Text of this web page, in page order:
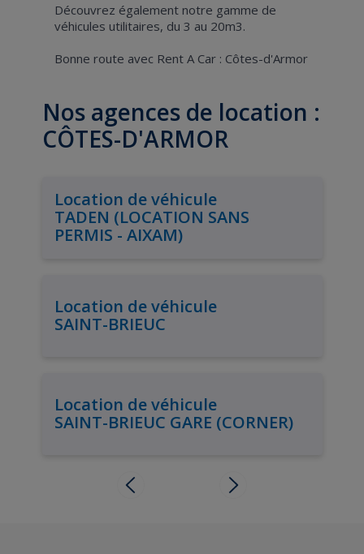
Découvrez également notre gamme de
véhicules utilitaires, du 3 au 20m3.
Bonne route avec Rent A Car : Côtes-d'Armor
Nos agences de location :
CÔTES-D'ARMOR
Location de véhicule
TADEN (LOCATION SANS
PERMIS - AIXAM)
Location de véhicule
SAINT-BRIEUC
Location de véhicule
SAINT-BRIEUC GARE (CORNER)